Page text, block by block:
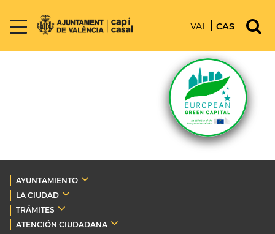
VAL CAS
AYUNTAMIENTO
LA CIUDAD
TRÁMITES
ATENCIÓN CIUDADANA